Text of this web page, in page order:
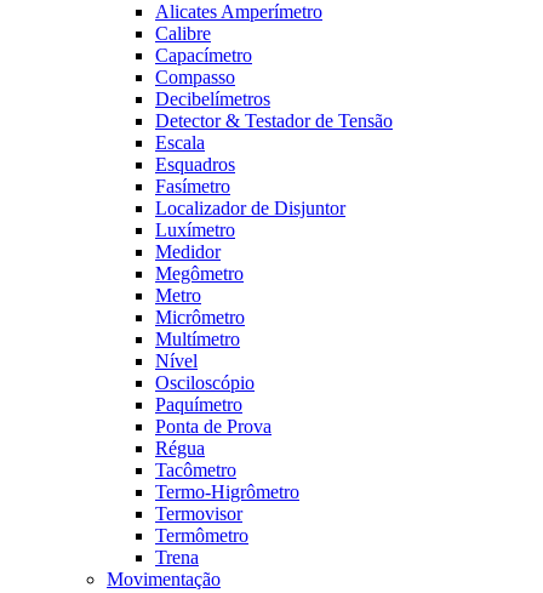
Alicates Amperímetro
Calibre
Capacímetro
Compasso
Decibelímetros
Detector & Testador de Tensão
Escala
Esquadros
Fasímetro
Localizador de Disjuntor
Luxímetro
Medidor
Megômetro
Metro
Micrômetro
Multímetro
Nível
Osciloscópio
Paquímetro
Ponta de Prova
Régua
Tacômetro
Termo-Higrômetro
Termovisor
Termômetro
Trena
Movimentação